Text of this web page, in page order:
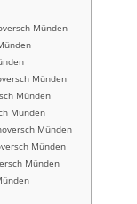
Münden
Münden
Münden
Münden
Münden
Münden
Münden